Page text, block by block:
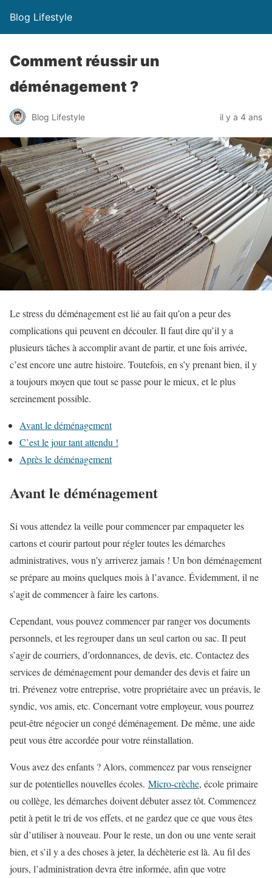
Blog Lifestyle
Comment réussir un
déménagement ?
Blog Lifestyle il y a 4 ans
Le stress du déménagement est lié au fait qu’on a peur des
complications qui peuvent en découler. Il faut dire qu’il y a
plusieurs tâches à accomplir avant de partir, et une fois arrivée,
c’est encore une autre histoire. Toutefois, en s’y prenant bien, il y
a toujours moyen que tout se passe pour le mieux, et le plus
sereinement possible.
Avant le déménagement
C’est le jour tant attendu !
Après le déménagement
Avant le déménagement
Si vous attendez la veille pour commencer par empaqueter les
cartons et courir partout pour régler toutes les démarches
administratives, vous n’y arriverez jamais ! Un bon déménagement
se prépare au moins quelques mois à l’avance. Évidemment, il ne
s’agit de commencer à faire les cartons.
Cependant, vous pouvez commencer par ranger vos documents
personnels, et les regrouper dans un seul carton ou sac. Il peut
s’agir de courriers, d’ordonnances, de devis, etc. Contactez des
services de déménagement pour demander des devis et faire un
tri. Prévenez votre entreprise, votre propriétaire avec un préavis, le
syndic, vos amis, etc. Concernant votre employeur, vous pourrez
peut-être négocier un congé déménagement. De même, une aide
peut vous être accordée pour votre réinstallation.
Vous avez des enfants ? Alors, commencez par vous renseigner
sur de potentielles nouvelles écoles. Micro-crèche, école primaire
ou collège, les démarches doivent débuter assez tôt. Commencez
petit à petit le tri de vos effets, et ne gardez que ce que vous êtes
sûr d’utiliser à nouveau. Pour le reste, un don ou une vente serait
bien, et s’il y a des choses à jeter, la déchèterie est là. Au fil des
jours, l’administration devra être informée, afin que votre